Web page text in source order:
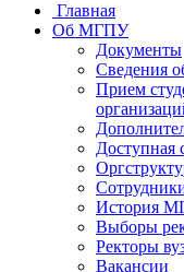
Главная
Об МГПУ
Документы
Сведения
Прием
Доступная
История
Выборы
Ректоры
Вакансии